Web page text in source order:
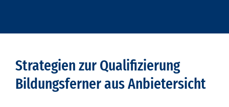
Strategien zur Qualifizierung
Bildungsferner aus Anbietersicht